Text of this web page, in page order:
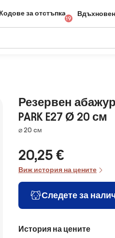
Кодове за отстъпка
19
Резервен
PARK E27 Ø 20 см
Размери
⌀ 20 cм
20,25 €
Виж история на цените
Следете за
История на цените